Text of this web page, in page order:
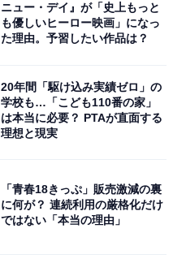
ニュー・デイ』が「史上もっと
も優しいヒーロー映画」になっ
た理由。予習したい作品は？
20年間「駆け込み実績ゼロ」の
学校も…「こども110番の家」
は本当に必要？ PTAが直面する
理想と現実
「青春18きっぷ」販売激減の裏
に何が？ 連続利用の厳格化だけ
ではない「本当の理由」